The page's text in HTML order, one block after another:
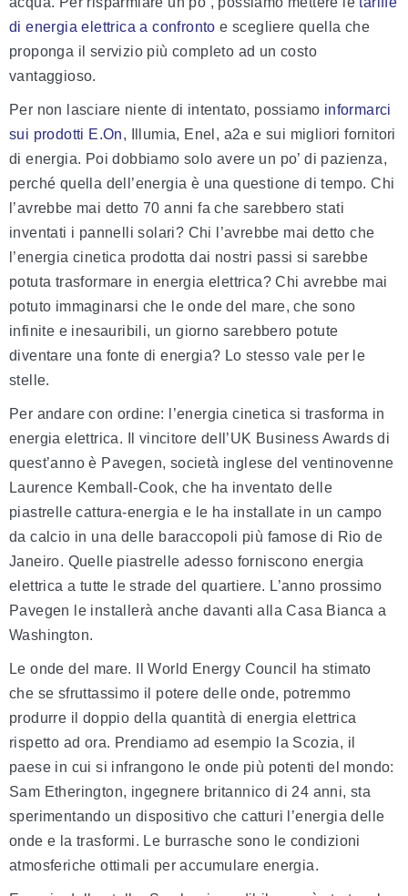
di energia elettrica a confronto e scegliere quella che
proponga il servizio più completo ad un costo
vantaggioso.
Per non lasciare niente di intentato, possiamo informarci
sui prodotti E.On, Illumia, Enel, a2a e sui migliori fornitori
di energia. Poi dobbiamo solo avere un po’ di pazienza,
perché quella dell’energia è una questione di tempo. Chi
l’avrebbe mai detto 70 anni fa che sarebbero stati
inventati i pannelli solari? Chi l’avrebbe mai detto che
l’energia cinetica prodotta dai nostri passi si sarebbe
potuta trasformare in energia elettrica? Chi avrebbe mai
potuto immaginarsi che le onde del mare, che sono
infinite e inesauribili, un giorno sarebbero potute
diventare una fonte di energia? Lo stesso vale per le
stelle.
Per andare con ordine: l’energia cinetica si trasforma in
energia elettrica. Il vincitore dell’UK Business Awards di
quest’anno è Pavegen, società inglese del ventinovenne
Laurence Kemball-Cook, che ha inventato delle
piastrelle cattura-energia e le ha installate in un campo
da calcio in una delle baraccopoli più famose di Rio de
Janeiro. Quelle piastrelle adesso forniscono energia
elettrica a tutte le strade del quartiere. L’anno prossimo
Pavegen le installerà anche davanti alla Casa Bianca a
Washington.
Le onde del mare. Il World Energy Council ha stimato
che se sfruttassimo il potere delle onde, potremmo
produrre il doppio della quantità di energia elettrica
rispetto ad ora. Prendiamo ad esempio la Scozia, il
paese in cui si infrangono le onde più potenti del mondo:
Sam Etherington, ingegnere britannico di 24 anni, sta
sperimentando un dispositivo che catturi l’energia delle
onde e la trasformi. Le burrasche sono le condizioni
atmosferiche ottimali per accumulare energia.